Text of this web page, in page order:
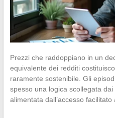
Prezzi che raddoppiano in un
equivalente dei redditi
raramente sostenibile. Gli
spesso una logica scollegata
alimentata dall’accesso facilitato